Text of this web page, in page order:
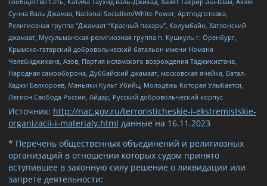
Сунна Валь Джамаа, National Socialism/White Power, Артподготовка,
Религиозная группа “Джамаат “Красный пахарь”, Колумбайн, Хатлонский
джамаат, Мусульманская религиозная группа п. Кушкуль г. Оренбург,
Крымско-татарский добровольческий батальон имени Номана
Челебиджихана, Азов, Партия исламского возрождения Таджикистана,
Народная самооборона, Дуббайский джамаат, московская ячейка, Батал-
Хаджи Белхороев, Маньяки Культ Убийц, Молодёжь Которая Улыбается,
Легион Свобода России, Айдар, Русский добровольческий корпус
Источник: http://nac.gov.ru/terroristicheskie-i-ekstremistskie-
organizacii-i-materialy.html данные на 16.11.2023
* Перечень общественных объединений и религиозных
организаций в отношении которых судом принято
вступившее в законную силу решение о ликвидации или
запрете деятельности: